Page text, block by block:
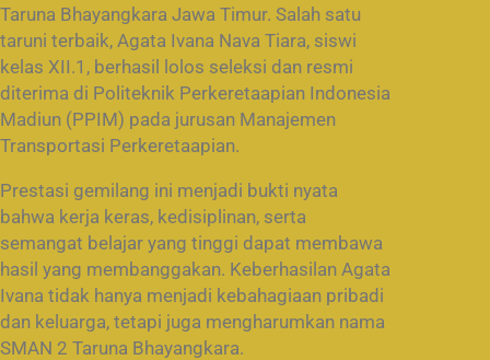
Taruna Bhayangkara Jawa Timur. Salah satu
taruni terbaik, Agata Ivana Nava Tiara, siswi
kelas XII.1, berhasil lolos seleksi dan resmi
diterima di Politeknik Perkeretaapian Indonesia
Madiun (PPIM) pada jurusan Manajemen
Transportasi Perkeretaapian.
Prestasi gemilang ini menjadi bukti nyata
bahwa kerja keras, kedisiplinan, serta
semangat belajar yang tinggi dapat membawa
hasil yang membanggakan. Keberhasilan Agata
Ivana tidak hanya menjadi kebahagiaan pribadi
dan keluarga, tetapi juga mengharumkan nama
SMAN 2 Taruna Bhayangkara.